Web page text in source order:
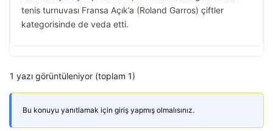
tenis turnuvası Fransa Açık’a (Roland Garros) çiftler
kategorisinde de veda etti.
1 yazı görüntüleniyor (toplam 1)
Bu konuyu yanıtlamak için giriş yapmış olmalısınız.